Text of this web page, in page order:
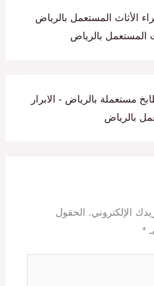
الأثاث المستعمل بالرياض
المستعمل بالرياض
مستعملة بالرياض - الابرار
بالرياض
الإلكتروني.
الحقول
*